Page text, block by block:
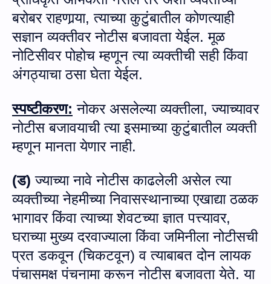
बरोबर राहणार्‍या, त्‍याच्‍याकुटुंबातील कोणत्याही
सज्ञान व्यक्तीवर नोटीस बजावता येईल. मूळ
नोटिसीवर पोहोच म्हणून त्या व्यक्तीची सही किंवा
अंगठ्याचा ठसा घेता येईल.
स्पष्टीकरण: नोकर असलेल्‍या व्‍यक्‍तीला,ज्याच्यावर
नोटीस बजावयाची त्या इसमाच्या कुटुंबातील व्यक्ती
म्हणून मानता येणार नाही.
(ड) ज्‍याच्‍या नावे नोटीस काढलेली असेल त्‍या
व्यक्तीच्या नेहमीच्या निवासस्थानाच्या एखाद्या ठळक
भागावर किंवात्‍याच्‍याशेवटच्‍या ज्ञात पत्त्‍यावर,
घराच्या मुख्‍य दरवाज्याला किंवा जमिनीला नोटीसची
प्रत डकवून (चिकटवून)व त्‍याबाबत दोन लायक
पंचासमक्ष पंचनामा करून नोटीस बजावता येते. या